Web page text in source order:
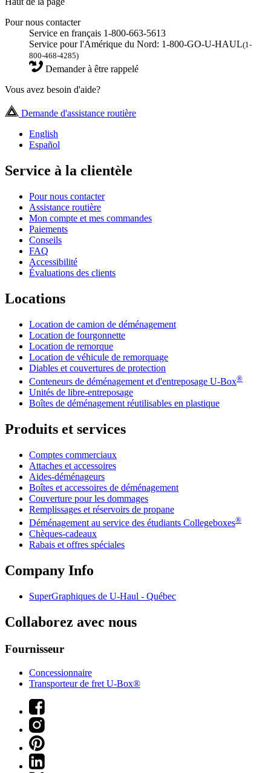
Pour nous contacter
Service en français 1-800-663-5613
Service pour l'Amérique du Nord: 1-800-GO-U-HAUL(1-
800-468-4285)
Demander à être rappelé
Vous avez besoin d'aide?
Demande d'assistance routière
English
Español
Service à la clientèle
Pour nous contacter
Assistance routière
Mon compte et mes commandes
Paiements
Conseils
FAQ
Accessibilité
Évaluations des clients
Locations
Location de camion de déménagement
Location de fourgonnette
Location de remorque
Location de véhicule de remorquage
Diables et couvertures de protection
Conteneurs de déménagement et d'entreposage U-Box®
Unités de libre-entreposage
Boîtes de déménagement réutilisables en plastique
Produits et services
Comptes commerciaux
Attaches et accessoires
Aides-déménageurs
Boîtes et accessoires de déménagement
Couverture pour les dommages
Remplissages et réservoirs de propane
Déménagement au service des étudiants Collegeboxes®
Chèques-cadeaux
Rabais et offres spéciales
Company Info
SuperGraphiques de U-Haul - Québec
Collaborez avec nous
Fournisseur
Concessionnaire
Transporteur de fret U-Box®